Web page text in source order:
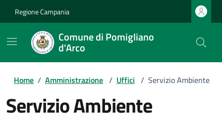
Regione Campania
Comune di Pomigliano
d'Arco
Home / Amministrazione / Uffici / Servizio Ambiente
Servizio Ambiente